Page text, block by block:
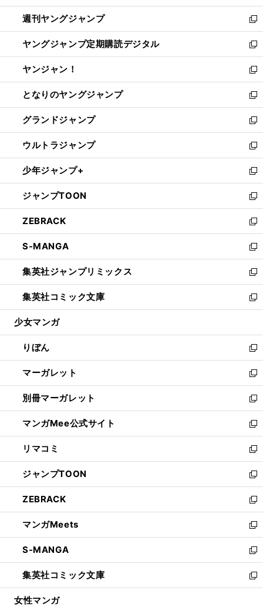
開
く
ウ
で
開
く
ン
ド
ウ
で
開
く
ウ
ィ
ン
ド
ウ
で
開
く
週刊ヤングジャンプ
新
し
い
ウ
ィ
ン
ド
ウ
で
開
く
ヤングジャンプ定期購読デジタル
新
し
い
ウ
ィ
ン
ド
ウ
で
開
く
ヤンジャン！
新
し
い
ウ
ィ
ン
ド
ウ
で
開
く
となりのヤングジャンプ
新
し
い
ウ
ィ
ン
ド
ウ
で
開
く
グランドジャンプ
新
し
い
ウ
ィ
ン
ド
ウ
で
開
く
ウルトラジャンプ
新
し
い
ウ
ィ
ン
ド
ウ
で
開
く
少年ジャンプ+
新
し
い
ウ
ィ
ン
ド
ウ
で
開
く
ジャンプTOON
新
し
い
ウ
ィ
ン
ド
ウ
で
開
ZEBRACK
新
し
い
ウ
ィ
ン
ド
ウ
開
く
S-MANGA
新
し
い
ウ
ィ
ン
ウ
で
開
く
集英社ジャンプリミックス
新
し
い
ウ
ン
ド
ウ
で
開
く
集英社コミック文庫
新
し
ウ
ィ
ン
ド
ウ
で
開
く
少女マンガ
りぼん
新
し
い
ウ
ィ
ン
ド
ウ
で
開
く
マーガレット
新
し
い
ウ
ィ
ン
ド
ウ
で
開
く
別冊マーガレット
新
し
い
ウ
ィ
ン
ド
ウ
で
開
く
マンガMee公式サイト
新
し
い
ウ
ィ
ン
ド
ウ
で
開
く
リマコミ
新
し
い
ウ
ィ
ン
ド
ウ
で
開
く
ジャンプTOON
新
し
い
ウ
ィ
ン
ド
ウ
で
開
ZEBRACK
新
し
い
ウ
ィ
ン
ド
ウ
マンガMeets
新
し
い
ウ
ィ
ン
S-MANGA
新
し
い
ウ
集英社コミック文庫
新
し
女性マンガ